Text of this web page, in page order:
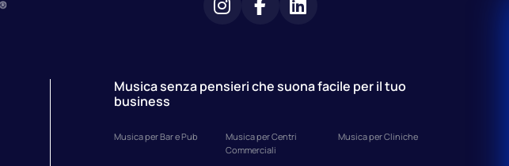
Musica senza pensieri che suona facile per il tuo
business
Musica per Bar e Pub
Musica per Centri
Commerciali
Musica per Cliniche